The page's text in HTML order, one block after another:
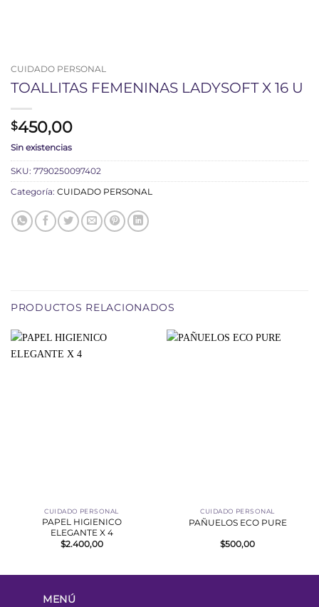
CUIDADO PERSONAL
TOALLITAS FEMENINAS LADYSOFT X 16 U
$450,00
Sin existencias
SKU: 7790250097402
Categoría: CUIDADO PERSONAL
PRODUCTOS RELACIONADOS
CUIDADO PERSONAL
PAPEL HIGIENICO
ELEGANTE X 4
$2.400,00
CUIDADO PERSONAL
PAÑUELOS ECO PURE
$500,00
MENÚ